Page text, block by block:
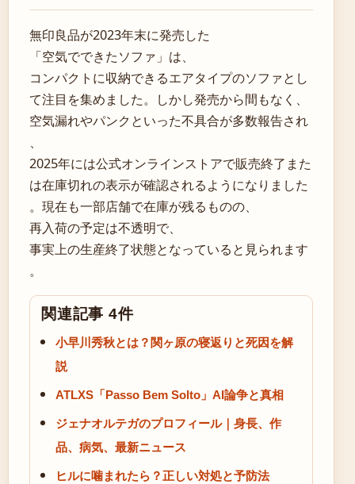
無印良品が2023年末に発売した
「空気でできたソファ」は、
コンパクトに収納できるエアタイプのソファとし
て注目を集めました。しかし発売から間もなく、
空気漏れやパンクといった不具合が多数報告され
、
2025年には公式オンラインストアで販売終了また
は在庫切れの表示が確認されるようになりました
。現在も一部店舗で在庫が残るものの、
再入荷の予定は不透明で、
事実上の生産終了状態となっていると見られます
。
関連記事 4件
小早川秀秋とは？関ヶ原の寝返りと死因を解
説
ATLXS「Passo Bem Solto」AI論争と真相
ジェナオルテガのプロフィール｜身長、作
品、病気、最新ニュース
ヒルに噛まれたら？正しい対処と予防法